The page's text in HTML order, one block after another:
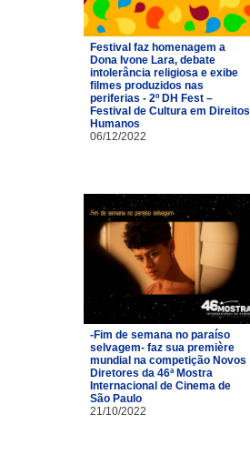
Festival faz homenagem a
Dona Ivone Lara, debate
intolerância religiosa e exibe
filmes produzidos nas
periferias - 2º DH Fest –
Festival de Cultura em Direitos
Humanos
06/12/2022
-Fim de semana no paraíso
selvagem- faz sua première
mundial na competição Novos
Diretores da 46ª Mostra
Internacional de Cinema de
São Paulo
21/10/2022